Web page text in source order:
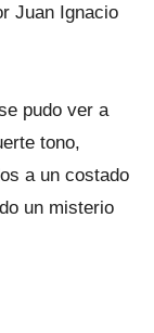
Juan Ignacio
pudo ver a
tono,
a un costado
un misterio